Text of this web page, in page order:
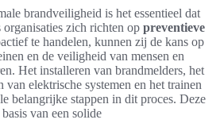
brandveiligheid is het essentieel dat
zich richten op preventieve
te handelen, kunnen zij de kans op
en de veiligheid van mensen en
Het installeren van brandmelders, het
van elektrische systemen en het trainen
belangrijke stappen in dit proces. Deze
van een solide